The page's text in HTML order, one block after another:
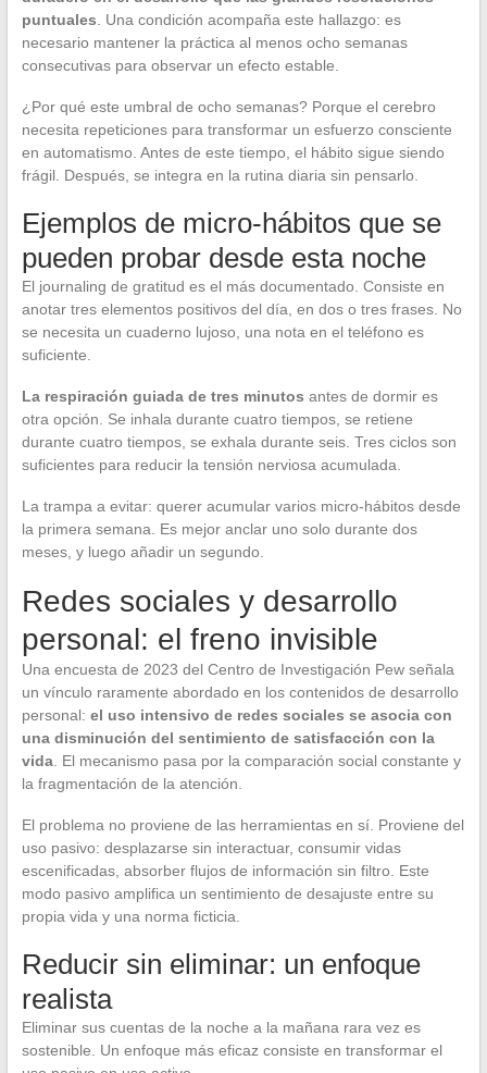
puntuales. Una condición acompaña este hallazgo: es
necesario mantener la práctica al menos ocho semanas
consecutivas para observar un efecto estable.
¿Por qué este umbral de ocho semanas? Porque el cerebro
necesita repeticiones para transformar un esfuerzo consciente
en automatismo. Antes de este tiempo, el hábito sigue siendo
frágil. Después, se integra en la rutina diaria sin pensarlo.
Ejemplos de micro-hábitos que se
pueden probar desde esta noche
El journaling de gratitud es el más documentado. Consiste en
anotar tres elementos positivos del día, en dos o tres frases. No
se necesita un cuaderno lujoso, una nota en el teléfono es
suficiente.
La respiración guiada de tres minutos antes de dormir es
otra opción. Se inhala durante cuatro tiempos, se retiene
durante cuatro tiempos, se exhala durante seis. Tres ciclos son
suficientes para reducir la tensión nerviosa acumulada.
La trampa a evitar: querer acumular varios micro-hábitos desde
la primera semana. Es mejor anclar uno solo durante dos
meses, y luego añadir un segundo.
Redes sociales y desarrollo
personal: el freno invisible
Una encuesta de 2023 del Centro de Investigación Pew señala
un vínculo raramente abordado en los contenidos de desarrollo
personal: el uso intensivo de redes sociales se asocia con
una disminución del sentimiento de satisfacción con la
vida. El mecanismo pasa por la comparación social constante y
la fragmentación de la atención.
El problema no proviene de las herramientas en sí. Proviene del
uso pasivo: desplazarse sin interactuar, consumir vidas
escenificadas, absorber flujos de información sin filtro. Este
modo pasivo amplifica un sentimiento de desajuste entre su
propia vida y una norma ficticia.
Reducir sin eliminar: un enfoque
realista
Eliminar sus cuentas de la noche a la mañana rara vez es
sostenible. Un enfoque más eficaz consiste en transformar el